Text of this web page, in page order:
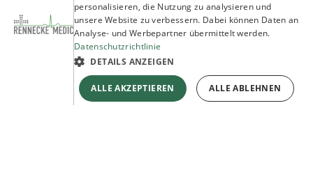
ENGLISH
personalisieren, die Nutzung zu analysieren und
unsere Website zu verbessern. Dabei können Daten an
Analyse- und Werbepartner übermittelt werden.
Datenschutzrichtlinie
DETAILS ANZEIGEN
ALLE AKZEPTIEREN ALLE ABLEHNEN